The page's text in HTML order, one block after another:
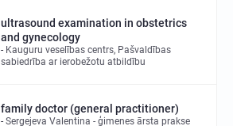
ultrasound examination in obstetrics
and gynecology
Kauguru veselības centrs, Pašvaldības
sabiedrība ar ierobežotu atbildību
family doctor (general practitioner)
Sergejeva Valentina - ģimenes ārsta prakse